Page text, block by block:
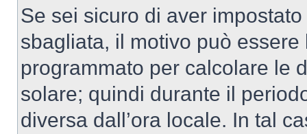
Se sei sicuro di aver
sbagliata, il motivo può essere
programmato per calcolare le
solare; quindi durante il
diversa dall’ora locale. In tal